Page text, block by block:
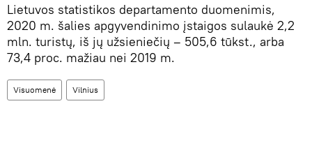
Lietuvos statistikos departamento duomenimis,
2020 m. šalies apgyvendinimo įstaigos sulaukė 2,2
mln. turistų, iš jų užsieniečių – 505,6 tūkst., arba
73,4 proc. mažiau nei 2019 m.
Visuomenė Vilnius